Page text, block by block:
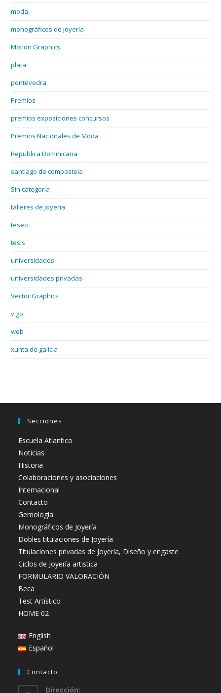
moda
monográficos de joyería
Motion Graphics
plata
pontevedra
Premios
premios exposiciones concursos
Premios Nacionales de Moda
Republica Dominicana
santiago de compostela
Sin categoría
talleres de joyeria
teseo
tesis
universidades
universidades privadas
Vector Graphics
vigo
web
xunta de galicia
Secciones
Escuela Atlantico
Noticias
Historia
Colaboraciones y asociaciones
Internacional
Contacto
Gemología
Monográficos de Joyería
Dobles titulaciones de Joyería
Titulaciones privadas de Joyería, Diseño y engaste
Ciclos de Joyería artistica
FORMULARIO VALORACIÓN
Beca
Test Artístico
HOME 02
English
Español
Contacto
Dirección: